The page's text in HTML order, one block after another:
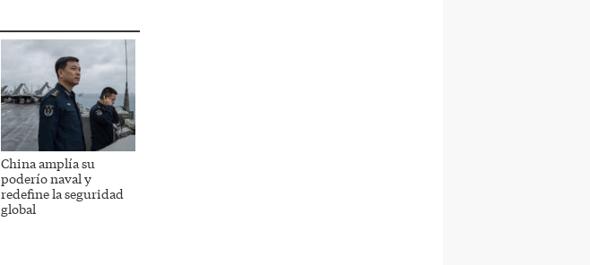
China amplía su
poderío naval y
redefine la seguridad
global